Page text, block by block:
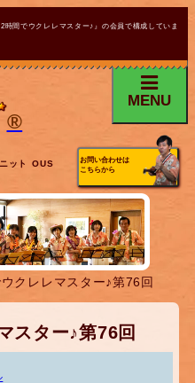
間でウクレレマスター♪』の会員で構成していま
®
MENU
ット OUS
お問い合わせは
こちらから
クレレマスター♪第76回
スター♪第76回